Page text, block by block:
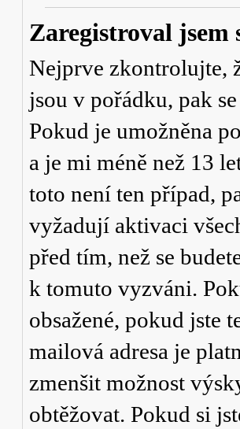
Zaregistroval jsem
Nejprve zkontrolujte,
jsou v pořádku, pak
Pokud je umožněna
a je mi méně než 13
toto není ten případ,
vyžadují aktivaci
před tím, než se
k tomuto vyzváni.
obsažené, pokud jste
mailová adresa je
zmenšit možnost
obtěžovat. Pokud si